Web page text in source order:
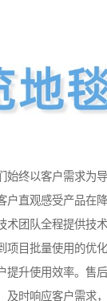
始终以客户需求为
户直观感受产品在
术团队全程提供技
项目批量使用的优
提升使用效率。售
及时响应客户需求